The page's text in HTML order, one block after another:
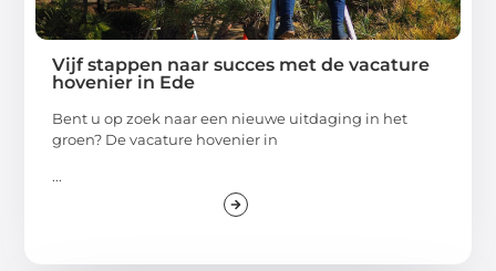
Vijf stappen naar succes met de vacature
hovenier in Ede
Bent u op zoek naar een nieuwe uitdaging in het
groen? De vacature hovenier in
...